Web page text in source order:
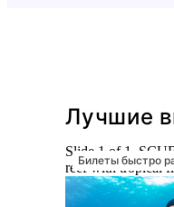
Лучшие
Билеты быстро
Slide 1 of 1,
reef with tropical